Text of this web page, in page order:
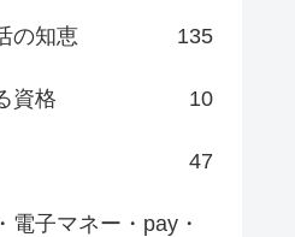
の知恵 135
資格 10
47
電子マネー・pay・